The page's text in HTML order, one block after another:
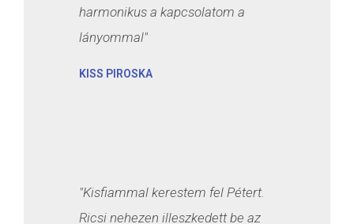
harmonikus a kapcsolatom a
lányommal"
KISS PIROSKA
"Kisfiammal kerestem fel Pétert.
Ricsi nehezen illeszkedett be az